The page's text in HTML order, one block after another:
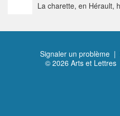
La charette, en Hérault,
Signaler un problème |
© 2026 Arts et Lettres